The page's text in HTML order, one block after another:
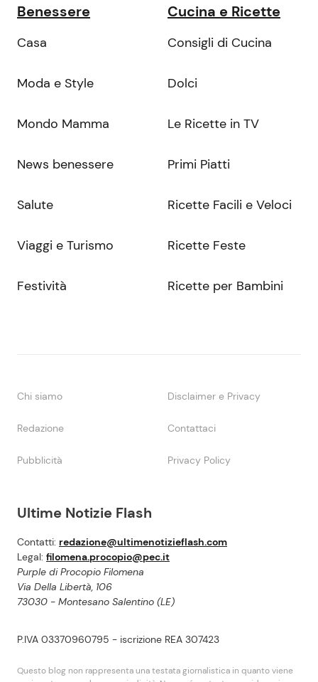
Ultime Notizie Flash
Contatti: redazione@ultimenotizieflash.com
Legal: filomena.procopio@pec.it
Purple di Procopio Filomena
Via Della Libertà, 106
73030 - Montesano Salentino (LE)
P.IVA 03370960795 - iscrizione REA 307423
Questo blog non rappresenta una testata giornalistica in quanto viene
Benessere
Casa
Moda e Style
Mondo Mamma
News benessere
Salute
Viaggi e Turismo
Festività
Cucina e Ricette
Consigli di Cucina
Dolci
Le Ricette in TV
Primi Piatti
Ricette Facili e Veloci
Ricette Feste
Ricette per Bambini
Chi siamo Disclaimer e Privacy
Redazione Contattaci
Pubblicità Privacy Policy